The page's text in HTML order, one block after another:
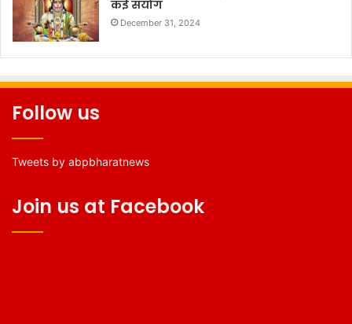
कई संयोग
December 31, 2024
Follow us
Tweets by abpbharatnews
Join us at Facebook